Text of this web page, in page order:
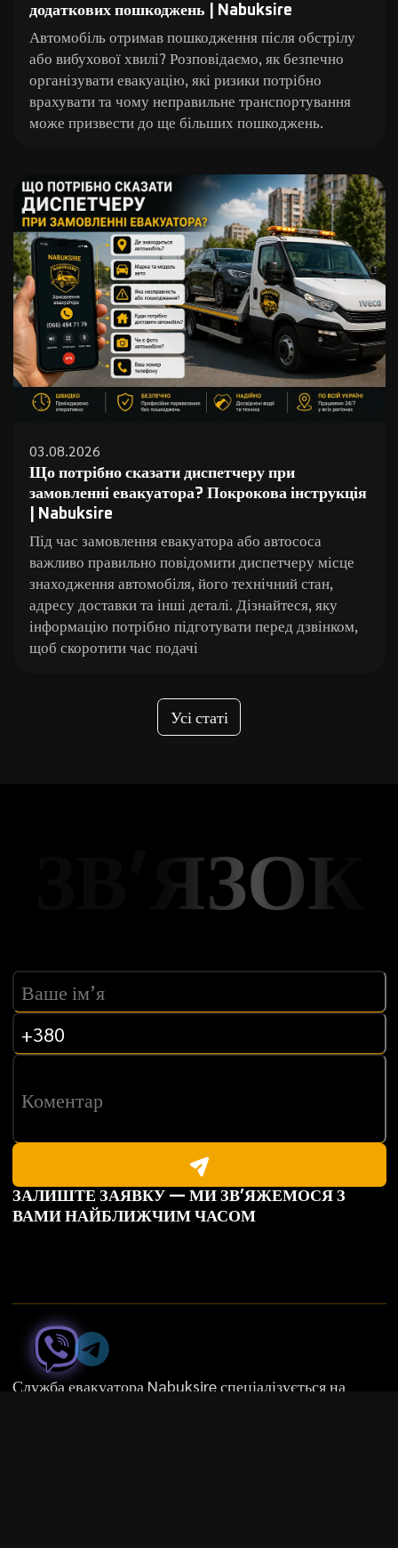
додаткових пошкоджень | Nabuksire
Автомобіль отримав пошкодження після обстрілу
або вибухової хвилі? Розповідаємо, як безпечно
організувати евакуацію, які ризики потрібно
врахувати та чому неправильне транспортування
може призвести до ще більших пошкоджень.
03.08.2026
Що потрібно сказати диспетчеру при
замовленні евакуатора? Покрокова інструкція
| Nabuksire
Під час замовлення евакуатора або автососа
важливо правильно повідомити диспетчеру місце
знаходження автомобіля, його технічний стан,
адресу доставки та інші деталі. Дізнайтеся, яку
інформацію потрібно підготувати перед дзвінком,
щоб скоротити час подачі
Усі статі
ЗВ’ЯЗОК
ЗАЛИШТЕ ЗАЯВКУ — МИ ЗВ’ЯЖЕМОСЯ З
ВАМИ НАЙБЛИЖЧИМ ЧАСОМ
Служба евакуатора Nabuksire спеціалізується на